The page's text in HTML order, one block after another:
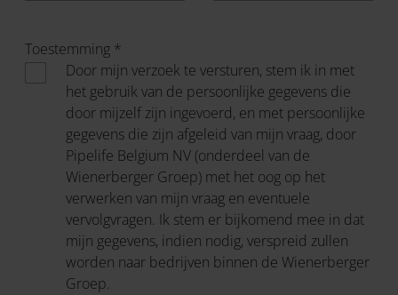
Toestemming *
Door mijn verzoek te versturen, stem ik in met
het gebruik van de persoonlijke gegevens die
door mijzelf zijn ingevoerd, en met persoonlijke
gegevens die zijn afgeleid van mijn vraag, door
Pipelife Belgium NV (onderdeel van de
Wienerberger Groep) met het oog op het
verwerken van mijn vraag en eventuele
vervolgvragen. Ik stem er bijkomend mee in dat
mijn gegevens, indien nodig, verspreid zullen
worden naar bedrijven binnen de Wienerberger
Groep.